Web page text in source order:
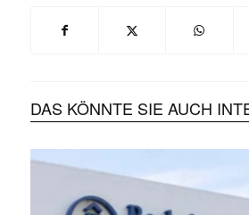
DAS KÖNNTE SIE AUCH